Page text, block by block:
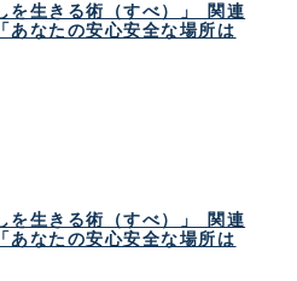
を生きる術（すべ）」 関連
あなたの安心安全な場所は
を生きる術（すべ）」 関連
あなたの安心安全な場所は